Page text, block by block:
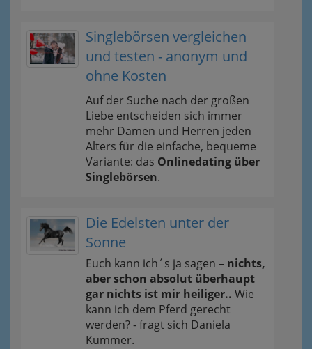
Singlebörsen vergleichen
und testen - anonym und
ohne Kosten
Auf der Suche nach der großen
Liebe entscheiden sich immer
mehr Damen und Herren jeden
Alters für die einfache, bequeme
Variante: das Onlinedating über
Singlebörsen.
Die Edelsten unter der
Sonne
Euch kann ich´s ja sagen – nichts,
aber schon absolut überhaupt
gar nichts ist mir heiliger.. Wie
kann ich dem Pferd gerecht
werden? - fragt sich Daniela
Kummer.